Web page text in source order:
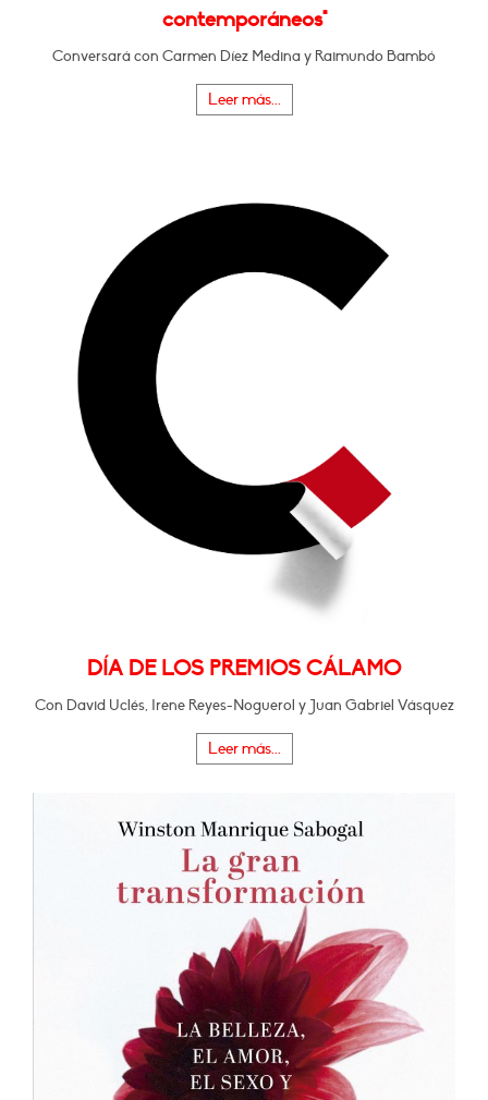
contemporáneos"
Conversará con Carmen Díez Medina y Raimundo Bambó
Leer más...
DÍA DE LOS PREMIOS CÁLAMO
Con David Uclés, Irene Reyes-Noguerol y Juan Gabriel Vásquez
Leer más...